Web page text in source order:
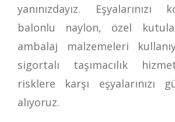
yanınızdayız.
balonlu naylon, özel
ambalaj malzemeleri
sigortalı taşımacılık
risklere karşı eşyalarınızı
alıyoruz.